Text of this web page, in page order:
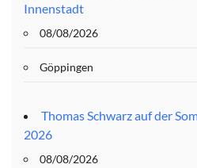
Innenstadt
08/08/2026
Göppingen
Thomas Schwarz auf der
2026
08/08/2026